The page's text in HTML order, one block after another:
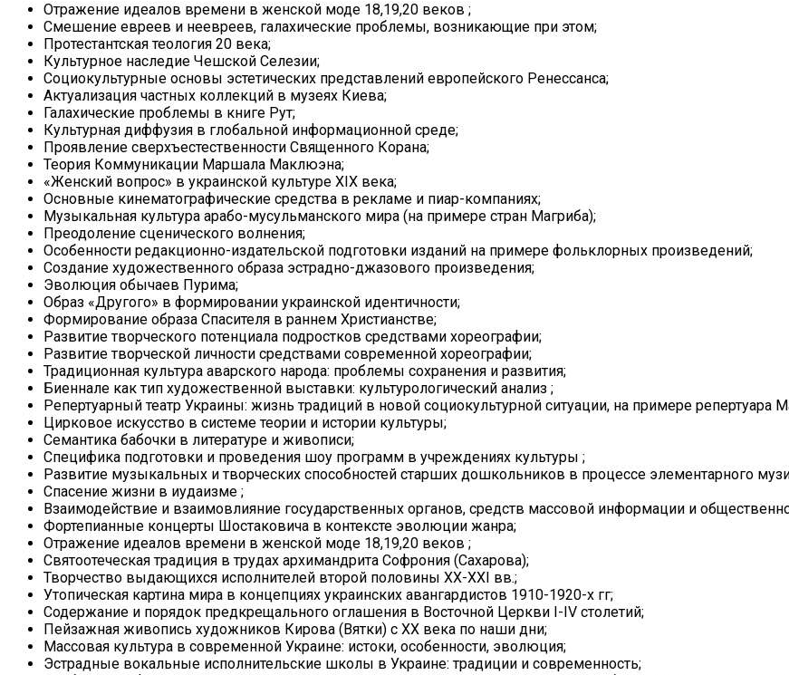
Отражение идеалов времени в женской моде 18,19,20 веков ;
Смешение евреев и неевреев, галахические проблемы, возникающие при этом;
Протестантская теология 20 века;
Культурное наследие Чешской Селезии;
Социокультурные основы эстетических представлений европейского Ренессанса;
Актуализация частных коллекций в музеях Киева;
Галахические проблемы в книге Рут;
Культурная диффузия в глобальной информационной среде;
Проявление сверхъестественности Священного Корана;
Теория Коммуникации Маршала Маклюэна;
«Женский вопрос» в украинской культуре XIX века;
Основные кинематографические средства в рекламе и пиар-компаниях;
Музыкальная культура арабо-мусульманского мира (на примере стран Магриба);
Преодоление сценического волнения;
Особенности редакционно-издательской подготовки изданий на примере фольклорных произведений;
Создание художественного образа эстрадно-джазового произведения;
Эволюция обычаев Пурима;
Образ «Другого» в формировании украинской идентичности;
Формирование образа Спасителя в раннем Христианстве;
Развитие творческого потенциала подростков средствами хореографии;
Развитие творческой личности средствами современной хореографии;
Традиционная культура аварского народа: проблемы сохранения и развития;
Биеннале как тип художественной выставки: культурологический анализ ;
Репертуарный театр Украины: жизнь традиций в новой социокультурной ситуации, на примере репертуара
Цирковое искусство в системе теории и истории культуры;
Семантика бабочки в литературе и живописи;
Специфика подготовки и проведения шоу программ в учреждениях культуры ;
Развитие музыкальных и творческих способностей старших дошкольников в процессе элементарного
Спасение жизни в иудаизме ;
Взаимодействие и взаимовлияние государственных органов, средств массовой информации и
Фортепианные концерты Шостаковича в контексте эволюции жанра;
Отражение идеалов времени в женской моде 18,19,20 веков ;
Святоотеческая традиция в трудах архимандрита Софрония (Сахарова);
Творчество выдающихся исполнителей второй половины XX-XXI вв.;
Утопическая картина мира в концепциях украинских авангардистов 1910-1920-х гг;
Содержание и порядок предкрещального оглашения в Восточной Церкви I-IV столетий;
Пейзажная живопись художников Кирова (Вятки) с XX века по наши дни;
Массовая культура в современной Украине: истоки, особенности, эволюция;
Эстрадные вокальные исполнительские школы в Украине: традиции и современность;